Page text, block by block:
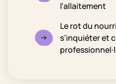
l’allaitement
Le rot du
s’inquiéter et